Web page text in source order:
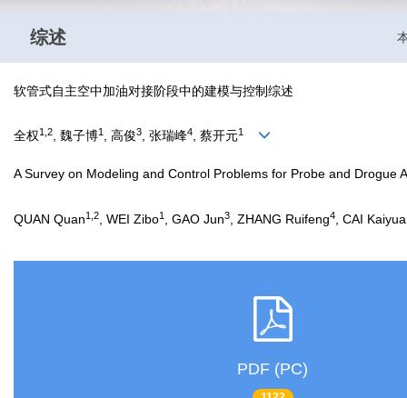
综述
软管式自主空中加油对接阶段中的建模与控制综述
全权1,2, 魏子博1 , 高俊3, 张瑞峰4, 蔡开元1
A Survey on Modeling and Control Problems for Probe and Drogue
QUAN Quan1,2 , WEI Zibo1 , GAO Jun3 , ZHANG Ruifeng4 , CAI
PDF (PC)